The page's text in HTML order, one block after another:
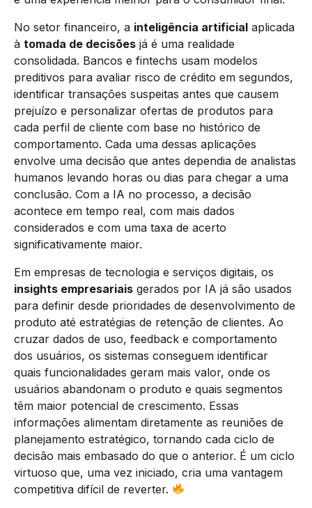
No setor financeiro, a inteligência artificial aplicada
à tomada de decisões já é uma realidade
consolidada. Bancos e fintechs usam modelos
preditivos para avaliar risco de crédito em segundos,
identificar transações suspeitas antes que causem
prejuízo e personalizar ofertas de produtos para
cada perfil de cliente com base no histórico de
comportamento. Cada uma dessas aplicações
envolve uma decisão que antes dependia de analistas
humanos levando horas ou dias para chegar a uma
conclusão. Com a IA no processo, a decisão
acontece em tempo real, com mais dados
considerados e com uma taxa de acerto
significativamente maior.
Em empresas de tecnologia e serviços digitais, os
insights empresariais gerados por IA já são usados
para definir desde prioridades de desenvolvimento de
produto até estratégias de retenção de clientes. Ao
cruzar dados de uso, feedback e comportamento
dos usuários, os sistemas conseguem identificar
quais funcionalidades geram mais valor, onde os
usuários abandonam o produto e quais segmentos
têm maior potencial de crescimento. Essas
informações alimentam diretamente as reuniões de
planejamento estratégico, tornando cada ciclo de
decisão mais embasado do que o anterior. É um ciclo
virtuoso que, uma vez iniciado, cria uma vantagem
competitiva difícil de reverter.